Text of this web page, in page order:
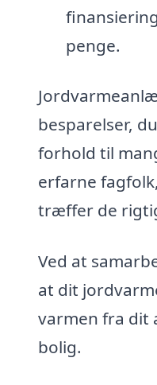
penge.
besparelser,
forhold til
erfarne
træffer de
Ved at
at dit
varmen fra dit
bolig.